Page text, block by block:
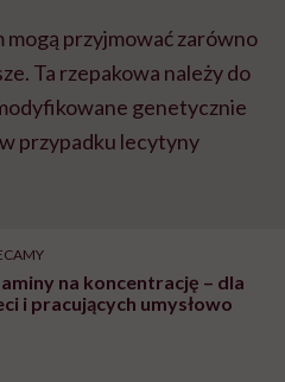
przyjmować zarówno
Ta rzepakowa należy do
genetycznie
przypadku lecytyny
na koncentrację – dla
i pracujących umysłowo